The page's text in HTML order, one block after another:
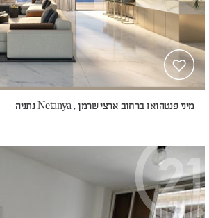
מיני פנטהואז ברחוב ארצי שרמן , Netanya נתניה